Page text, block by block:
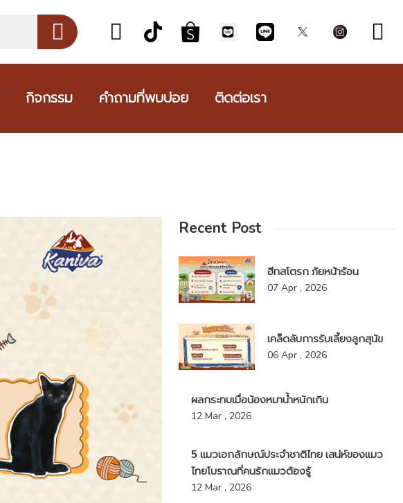
กิจกรรม คำถามที่พบบ่อย ติดต่อเรา
Recent Post
ฮีทสโตรก ภัยหน้าร้อน
07 Apr , 2026
เคล็ดลับการรับเลี้ยงลูกสุนัข
06 Apr , 2026
ผลกระทบเมื่อน้องหมาน้ำหนักเกิน
12 Mar , 2026
5 แมวเอกลักษณ์ประจำชาติไทย เสน่ห์ของแมว
ไทยโบราณที่คนรักแมวต้องรู้
12 Mar , 2026